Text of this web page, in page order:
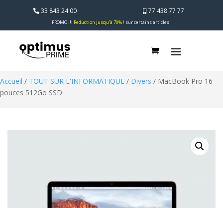
33 843 24 00 77 438 77 77
PROMO !!! Reduction jusqu’à 70% ! sur certains articles
Accueil / TOUT SUR L'INFORMATIQUE / Divers / MacBook Pro 16
pouces 512Go SSD